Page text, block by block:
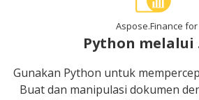
Aspose.Finance for
Python melalui
Gunakan Python untuk
Buat dan manipulasi dokumen